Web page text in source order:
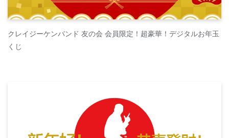
クレイジーケンバンド 友の会 会員限定！超豪華！デジタルお年玉
くじ